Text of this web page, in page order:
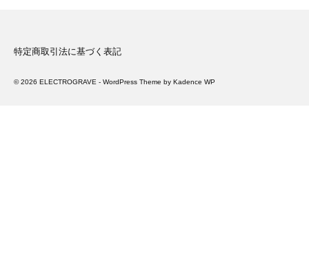
English
Japanese
特定商取引法に基づく表記
© 2026 ELECTROGRAVE - WordPress Theme by Kadence WP